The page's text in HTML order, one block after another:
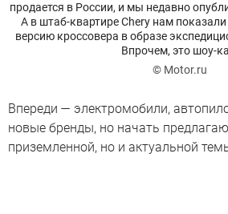
продается в России, и мы недавно
А в штаб-квартире Chery нам
версию кроссовера в образе
Впрочем, это шоу-
© Motor.ru
Впереди — электромобили,
новые бренды, но начать
приземленной, но и актуальной